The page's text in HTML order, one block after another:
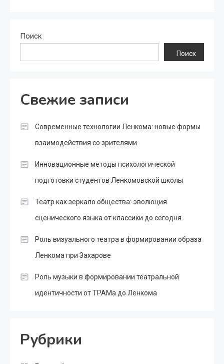
Поиск
Поиск
Свежие записи
Современные технологии Ленкома: новые формы
взаимодействия со зрителями
Инновационные методы психологической
подготовки студентов Ленкомовской школы
Театр как зеркало общества: эволюция
сценического языка от классики до сегодня
Роль визуального театра в формировании образа
Ленкома при Захарове
Роль музыки в формировании театральной
идентичности от ТРАМа до Ленкома
Рубрики